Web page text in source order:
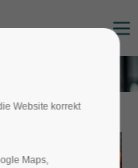
Website korrekt
Maps,